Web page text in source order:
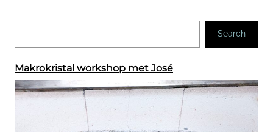
k
n
Search
Makrokristal workshop met José